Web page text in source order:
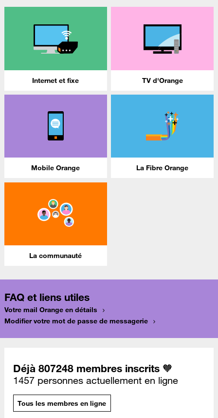
Internet et fixe TV d'Orange
Mobile Orange La Fibre Orange
La communauté
FAQ et liens utiles
Votre mail Orange en détails
Modifier votre mot de passe de messagerie
Déjà 807248 membres inscrits 🧡
1457 personnes actuellement en ligne
Tous les membres en ligne